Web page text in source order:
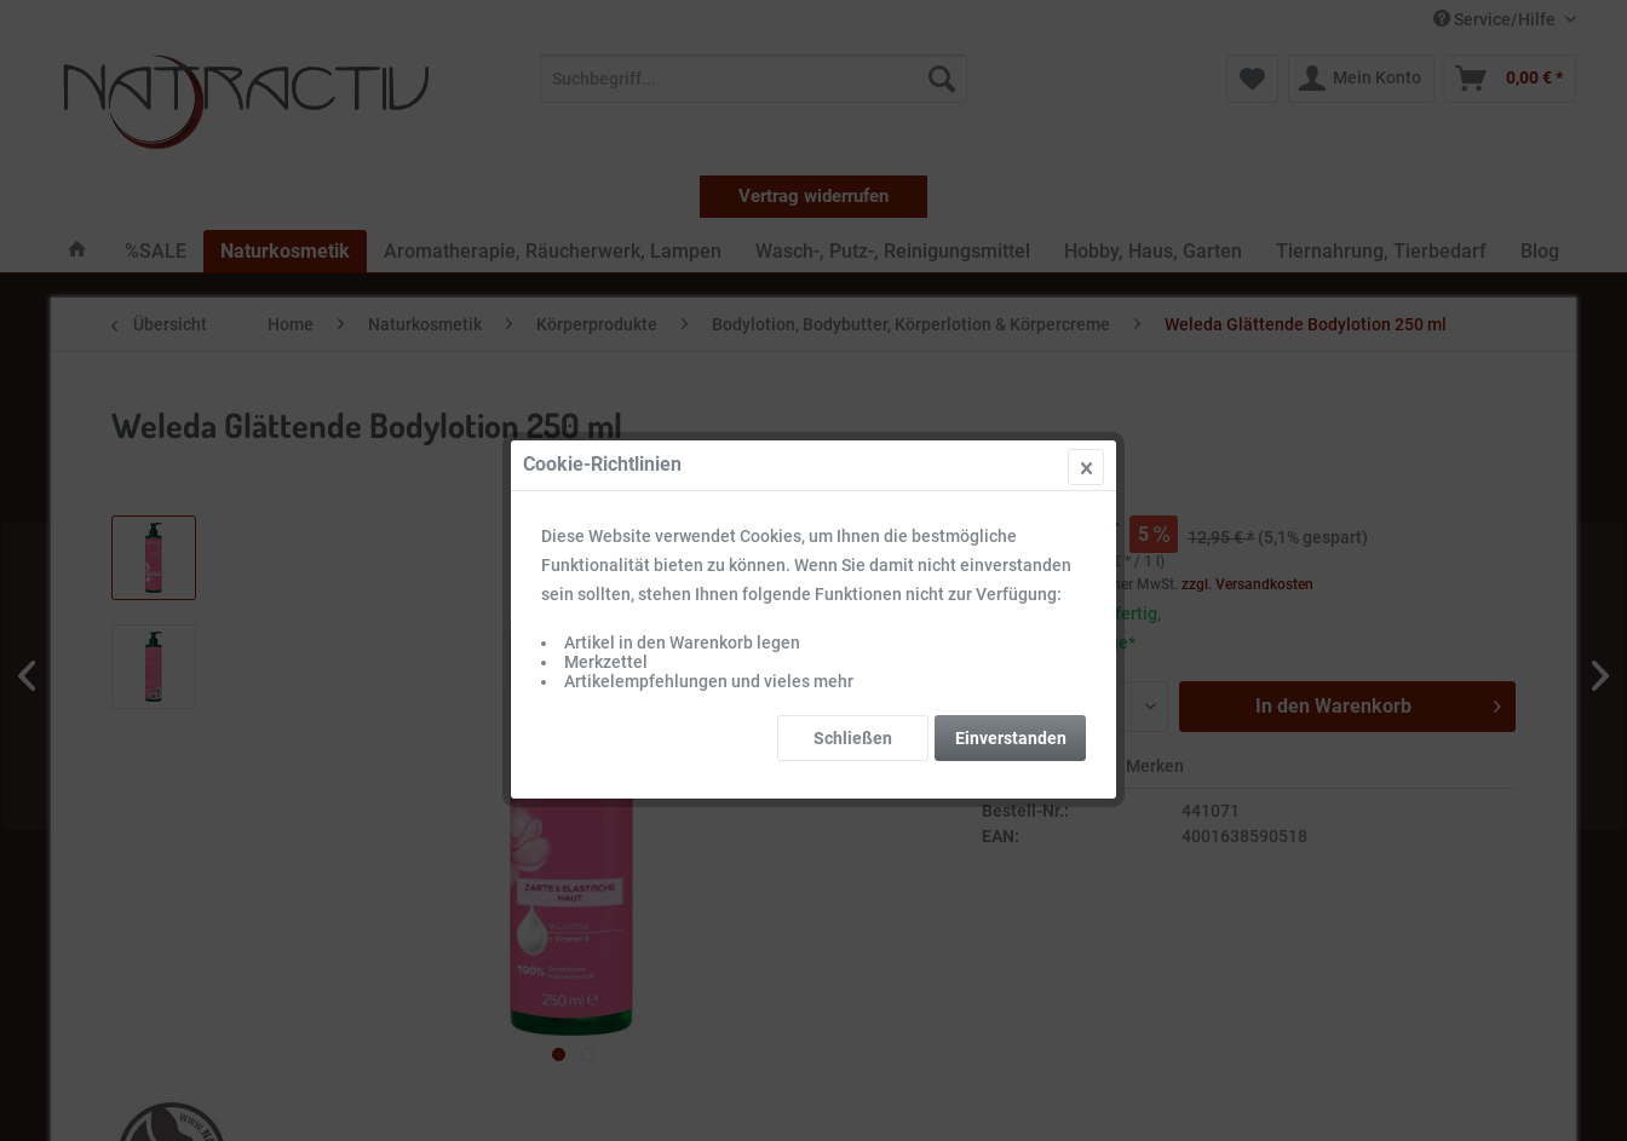
Service/Hilfe
Mein Konto 0,00 € *
Vertrag widerrufen
%SALE Naturkosmetik Aromatherapie, Räucherwerk, Lampen Wasch-, Putz-, Reinigungsmittel Hobby, Haus, Garten Tiernahrung, Tierbedarf Blog
Übersicht Home Naturkosmetik Körperprodukte Bodylotion, Bodybutter, Körperlotion & Körpercreme Weleda Glättende Bodylotion 250 ml
Weleda Glättende Bodylotion 250 ml
12,29 € * 5 12,95 € * (5,1% gespart)
Inhalt:0.25 l (49,16 € * / 1 l)
Preise inkl. gesetzlicher MwSt.zzgl. Versandkosten
Sofort versandfertig,
Lieferzeit 3-5 Tage*
In den Warenkorb
Vergleichen Merken
Bestell-Nr.:
441071
EAN:
4001638590518
Cookie-Richtlinien
Diese Website verwendet Cookies, um Ihnen die bestmögliche
Funktionalität bieten zu können. Wenn Sie damit nicht einverstanden
sein sollten, stehen Ihnen folgende Funktionen nicht zur Verfügung:
Artikel in den Warenkorb legen
Merkzettel
Artikelempfehlungen und vieles mehr
Einverstanden
Schließen